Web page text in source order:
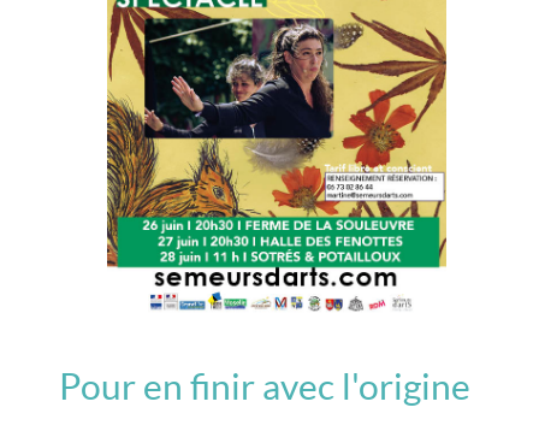
Pour en finir avec l'origine